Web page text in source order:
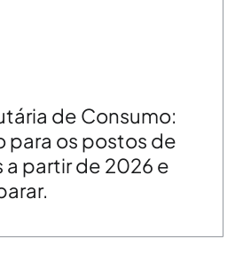
de Consumo:
para os postos de
partir de 2026 e